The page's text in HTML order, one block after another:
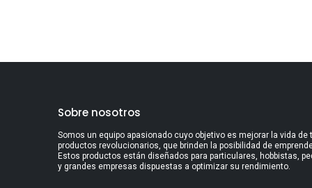
Sobre nosotros
Somos un equipo apasionado cuyo objetivo es mejorar la vida de
productos revolucionarios, que brinden la posibilidad de
Estos productos están diseñados para particulares, hobbistas,
y grandes empresas dispuestas a optimizar su rendimiento.